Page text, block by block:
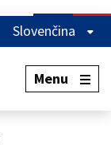
Slovenčina
Menu